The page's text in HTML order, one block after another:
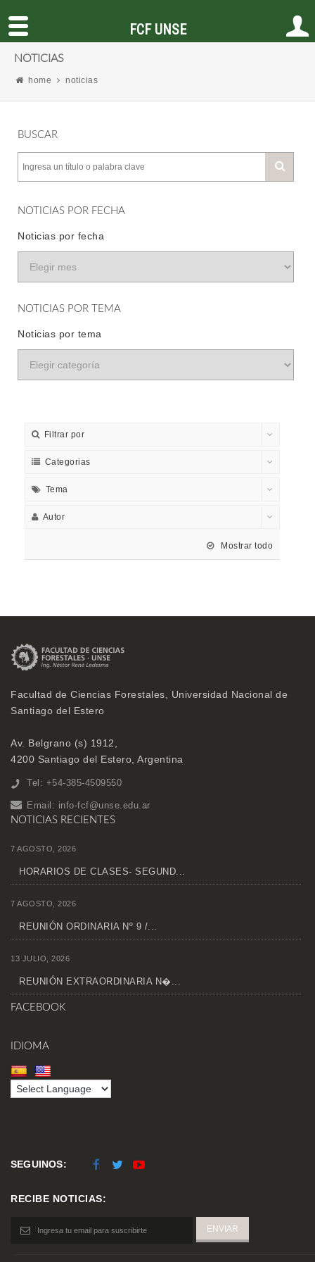
NOTICIAS
home noticias
BUSCAR
NOTICIAS POR FECHA
Noticias por fecha
NOTICIAS POR TEMA
Noticias por tema
Filtrar por
Categorias
Tema
Autor
Mostrar todo
Facultad de Ciencias Forestales, Universidad Nacional de
Santiago del Estero
Av. Belgrano (s) 1912,
4200 Santiago del Estero, Argentina
Tel: +54-385-4509550
Email: info-fcf@unse.edu.ar
NOTICIAS RECIENTES
7 AGOSTO, 2026
HORARIOS DE CLASES- SEGUND...
7 AGOSTO, 2026
REUNIÓN ORDINARIA Nº 9 /...
13 JULIO, 2026
REUNIÓN EXTRAORDINARIA N�...
FACEBOOK
IDIOMA
SEGUINOS:
RECIBE NOTICIAS:
FCF UNSE